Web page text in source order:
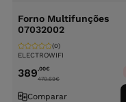
Forno Multifunções
07032002
ELECTROWIFI
(0)
389,00€
470.69€
Comparar